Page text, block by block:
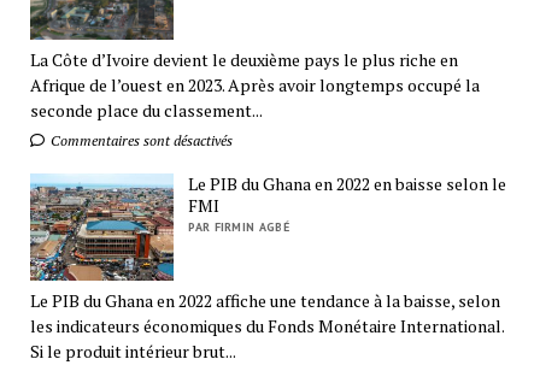
La Côte d’Ivoire devient le deuxième pays le plus riche en
Afrique de l’ouest en 2023. Après avoir longtemps occupé la
seconde place du classement...
Commentaires sont désactivés
Le PIB du Ghana en 2022 en baisse selon le
FMI
PAR FIRMIN AGBÉ
Le PIB du Ghana en 2022 affiche une tendance à la baisse, selon
les indicateurs économiques du Fonds Monétaire International.
Si le produit intérieur brut...